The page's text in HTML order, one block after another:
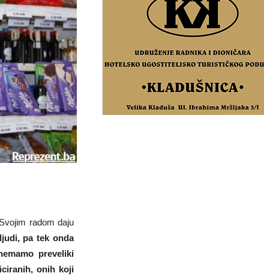
radom daju
pa tek onda
preveliki
onih koji